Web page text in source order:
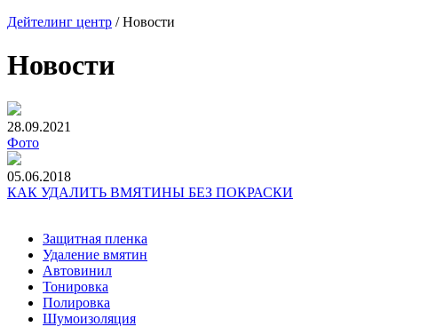
Дейтелинг центр /Новости
Новости
28.09.2021
Фото
05.06.2018
КАК УДАЛИТЬ ВМЯТИНЫ БЕЗ ПОКРАСКИ
Защитная пленка
Удаление вмятин
Автовинил
Тонировка
Полировка
Шумоизоляция